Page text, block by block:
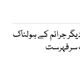
جرائم کے ہولناک
سرفہرست